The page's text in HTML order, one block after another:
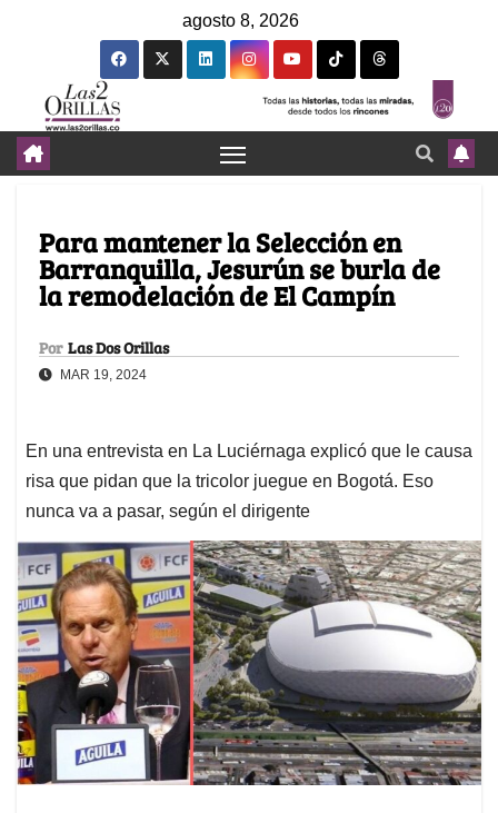
agosto 8, 2026
Para mantener la Selección en
Barranquilla, Jesurún se burla de
la remodelación de El Campín
Por Las Dos Orillas
MAR 19, 2024
En una entrevista en La Luciérnaga explicó que le causa
risa que pidan que la tricolor juegue en Bogotá. Eso
nunca va a pasar, según el dirigente